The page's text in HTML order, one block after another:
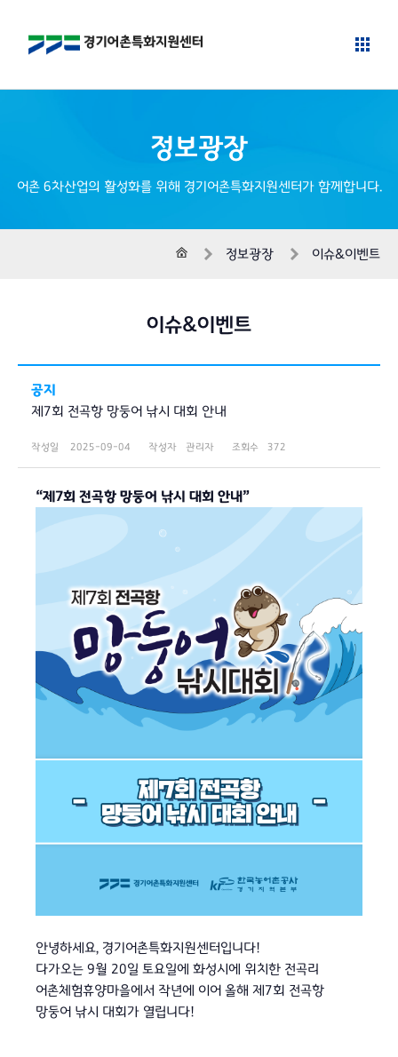
정보광장
어촌 6차산업의 활성화를 위해 경기어촌특화지원센터가 함께합니다.
홈 정보광장 이슈&이벤트
이슈&이벤트
공지
제7회 전곡항 망둥어 낚시 대회 안내
작성일 2025-09-04 작성자 관리자 조회수 372
“제7회 전곡항 망둥어 낚시 대회 안내”
안녕하세요, 경기어촌특화지원센터입니다!
다가오는 9월 20일 토요일에 화성시에 위치한 전곡리
어촌체험휴양마을에서 작년에 이어 올해 제7회 전곡항
망둥어 낚시 대회가 열립니다!